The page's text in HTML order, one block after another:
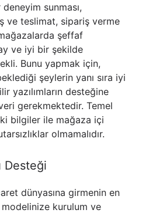
sunması,
ve teslimat, sipariş verme
şeffaf
ve iyi bir şekilde
Bunu yapmak için,
şeylerin yanı sıra iyi
yazılımların desteğine
gerekmektedir. Temel
bilgiler ile mağaza içi
olmamalıdır.
Desteği
dünyasına girmenin en
kurulum ve